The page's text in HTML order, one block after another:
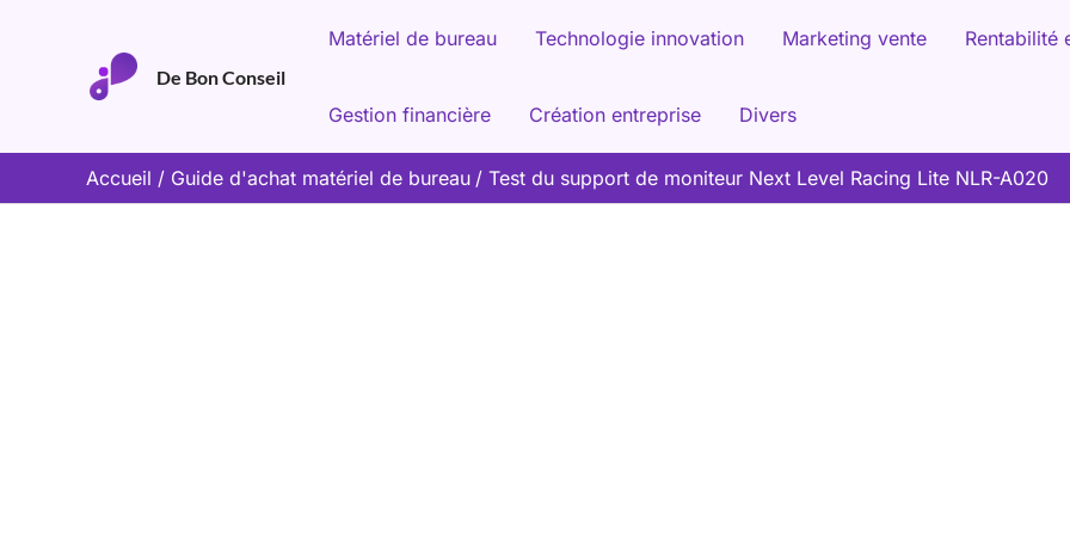
De Bon Conseil
Matériel de bureau Technologie innovation Marketing vente Rentabilité
Gestion financière Création entreprise Divers
Accueil Guide d'achat matériel de bureau Test du support de moniteur Next Level Racing Lite NLR-A020